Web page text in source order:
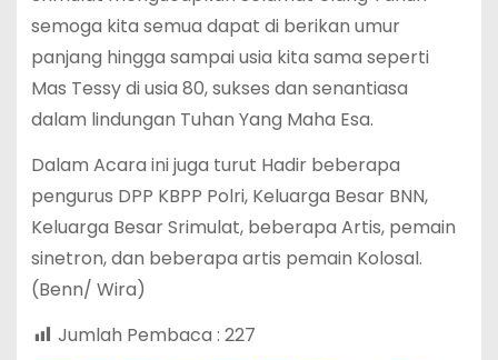
semoga kita semua dapat di berikan umur
panjang hingga sampai usia kita sama seperti
Mas Tessy di usia 80, sukses dan senantiasa
dalam lindungan Tuhan Yang Maha Esa.
Dalam Acara ini juga turut Hadir beberapa
pengurus DPP KBPP Polri, Keluarga Besar BNN,
Keluarga Besar Srimulat, beberapa Artis, pemain
sinetron, dan beberapa artis pemain Kolosal.
(Benn/ Wira)
Jumlah Pembaca : 227